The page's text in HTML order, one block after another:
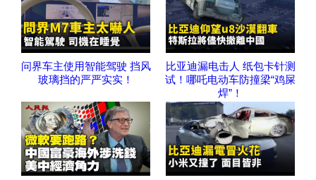
问界车主使用智能驾驶 挡风
玻璃挡的严严实实！
比亚迪漏电击人 纸包卡针测
试！哪吒电动车防撞梁“鸡屎
焊”！